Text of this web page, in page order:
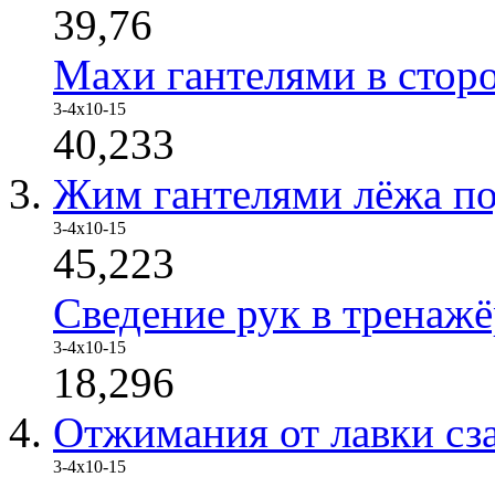
39,76
Махи гантелями в
3-4x10-15
40,233
Жим гантелями лёжа
3-4x10-15
45,223
Сведение рук в
3-4x10-15
18,296
Отжимания от лавки
3-4x10-15